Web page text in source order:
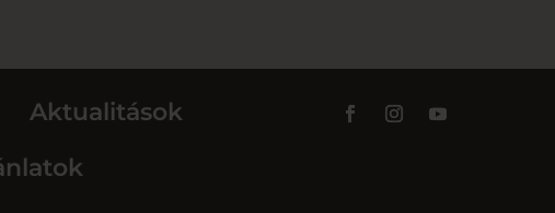
Aktualitások